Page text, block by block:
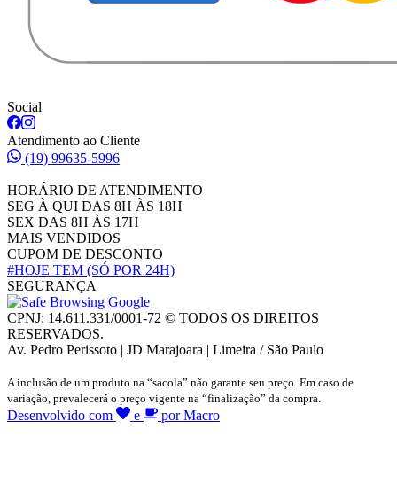
Social
Atendimento ao Cliente
(19) 99635-5996
HORÁRIO DE ATENDIMENTO
SEG À QUI DAS 8H ÀS 18H
SEX DAS 8H ÀS 17H
MAIS VENDIDOS
CUPOM DE DESCONTO
#HOJE TEM (SÓ POR 24H)
SEGURANÇA
CPNJ: 14.611.331/0001-72 © TODOS OS DIREITOS
RESERVADOS.
Av. Pedro Perissoto | JD Marajoara | Limeira / São Paulo
A inclusão de um produto na “sacola” não garante seu preço. Em caso de
variação, prevalecerá o preço vigente na “finalização” da compra.
Desenvolvido com e por Macro